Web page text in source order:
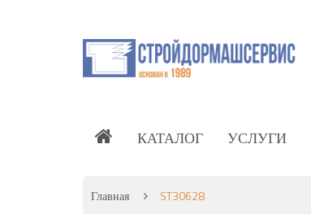
КАТАЛОГ УСЛУГИ
Главная ST30628